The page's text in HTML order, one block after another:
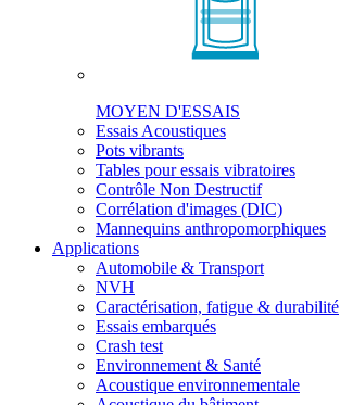
MOYEN D'ESSAIS
Essais Acoustiques
Pots vibrants
Tables pour essais vibratoires
Contrôle Non Destructif
Corrélation d'images (DIC)
Mannequins anthropomorphiques
Applications
Automobile & Transport
NVH
Caractérisation, fatigue & durabilité
Essais embarqués
Crash test
Environnement & Santé
Acoustique environnementale